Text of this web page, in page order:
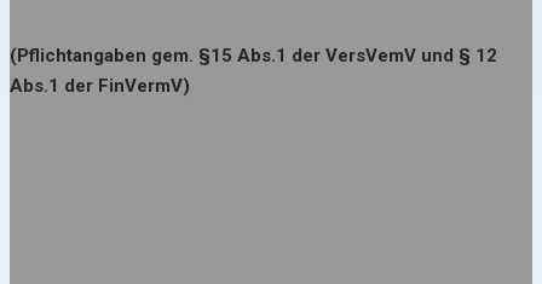
(Pflichtangaben gem. §15 Abs.1 der VersVemV und § 12
Abs.1 der FinVermV)